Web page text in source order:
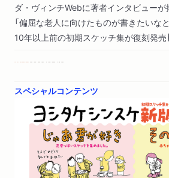
ダ・ヴィンチWebに著者インタビューが
「偏屈な老人に向けたものが書きたいな
10年以上前の初期スケッチ集が復刻発売
WEB2026/03/12
「ヨシタケシンスケ 初期スケッチ集にも"
さ"は満載だった！ 『そのうちプラン』『
込められた、さりげない人生の希望【書評
スペシャルコンテンツ